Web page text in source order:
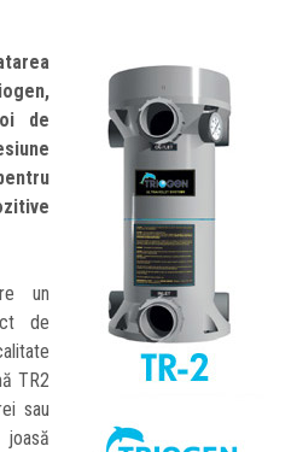
de
un
de
TR2
sau